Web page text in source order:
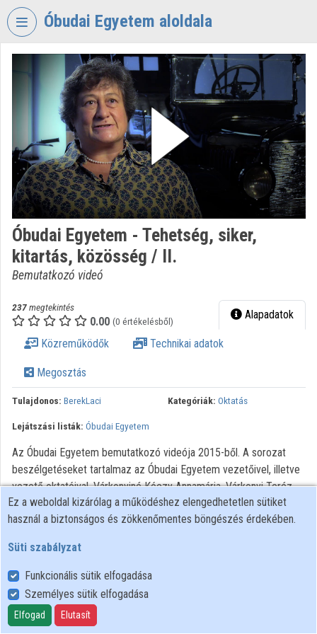
Fejléc kihagyása
Óbudai Egyetem aloldala
VIDEOTORIUM
Intézményi kezdőlap
Bejelentkezés
Intézményi felfedezés
Kategóriák
Intézményi listák
Közreműködők
Óbudai Egyetem - Tehetség, siker,
kitartás, közösség / II.
Bemutatkozó videó
237megtekintés
0.00 (0 értékelésből) Alapadatok
Közreműködők Technikai adatok
Megosztás
Tulajdonos: BerekLaci Kategóriák: Oktatás
Lejátszási listák: Óbudai Egyetem
Az Óbudai Egyetem bemutatkozó videója 2015-ből. A sorozat
beszélgetéseket tartalmaz az Óbudai Egyetem vezetőivel, illetve
vezető oktatóival. Várkonyiné Kóczy Annamária, Várkonyi Teréz.
Kulcsszavak: Óbudai Egyetem, Várkonyi Teréz, Várkonyiné Kóczy
Annamária, Robotika, Robotok szabályozása, Ipari robotok,
Gyakorlatorientált képzés, Kettős doktori képzés, Külföldi
tapasztalat, Bánki Donát Gépész és Biztonságtechnikai Mérnöki
Kar, Bejczy Antal iRobottechnikai Központ
Ez a weboldal kizárólag a működéshez elengedhetetlen sütiket
használ a biztonságos és zökkenőmentes böngészés érdekében.
Süti szabályzat
Funkcionális sütik elfogadása
Személyes sütik elfogadása
Elfogad Elutasít